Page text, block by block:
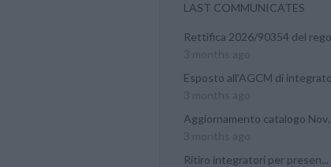
LAST COMMUNICATES
Rettifica 2026/90354 del
Esposto all'AGCM di
Ritiro integratori per presen...